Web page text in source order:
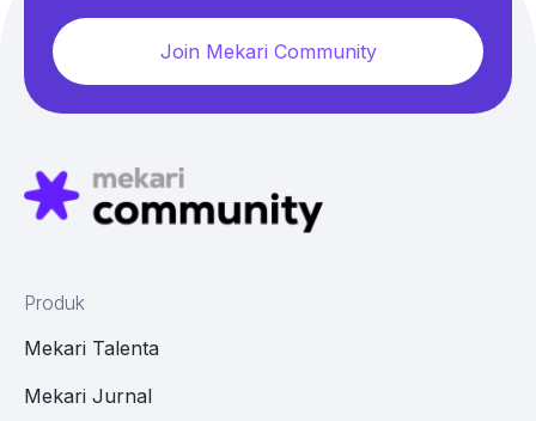
Join Mekari Community
Produk
Mekari Talenta
Mekari Jurnal